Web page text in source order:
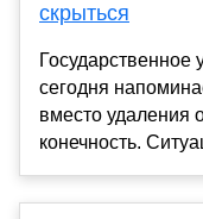
скрыться
Государственное
сегодня
вместо удаления
конечность.